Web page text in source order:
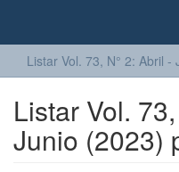
Listar Vol. 73, N° 2: Abril
Listar Vol.
Junio (2023)